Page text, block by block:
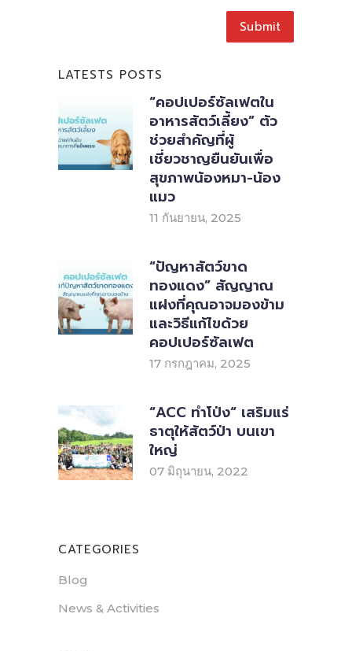
LATESTS POSTS
“คอปเปอร์ซัลเฟตใน
อาหารสัตว์เลี้ยง” ตัว
ช่วยสำคัญที่ผู้
เชี่ยวชาญยืนยันเพื่อ
สุขภาพน้องหมา-น้อง
แมว
11 กันยายน, 2025
“ปัญหาสัตว์ขาด
ทองแดง” สัญญาณ
แฝงที่คุณอาจมองข้าม
และวิธีแก้ไขด้วย
คอปเปอร์ซัลเฟต
17 กรกฎาคม, 2025
“ACC ทำโป่ง“ เสริมแร่
ธาตุให้สัตว์ป่า บนเขา
ใหญ่
07 มิถุนายน, 2022
CATEGORIES
Blog
News & Activities